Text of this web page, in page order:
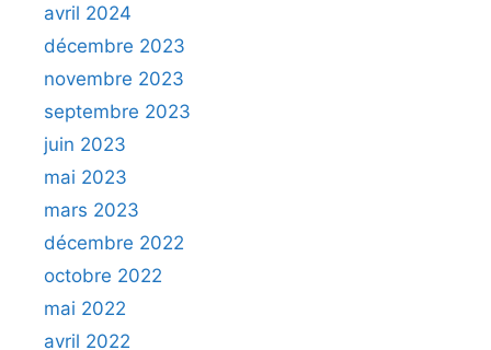
avril 2024
décembre 2023
novembre 2023
septembre 2023
juin 2023
mai 2023
mars 2023
décembre 2022
octobre 2022
mai 2022
avril 2022